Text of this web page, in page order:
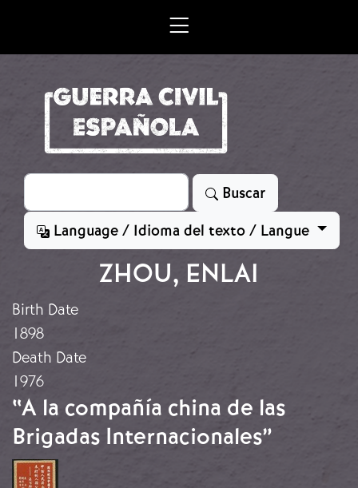
Search
Buscar
Language / Idioma del texto / Langue
ZHOU, ENLAI
Birth Date
1898
Death Date
1976
“A la compañía china de las
Brigadas Internacionales”
Image